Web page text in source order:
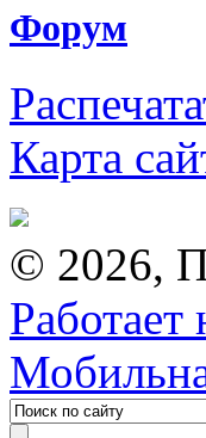
Форум
Карта
© 2026,